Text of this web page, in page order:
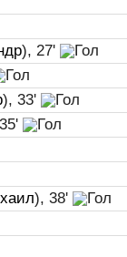
), 27'
), 33'
), 38'